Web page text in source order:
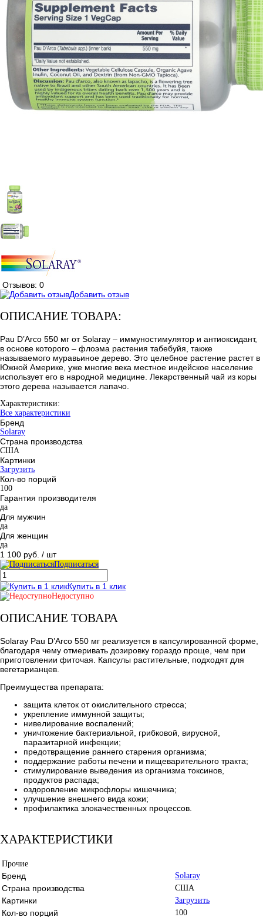
Отзывов: 0
Добавить отзыв
ОПИСАНИЕ ТОВАРА:
Pau D’Arco 550 мг от Solaray – иммуностимулятор и антиоксидант,
в основе которого – флоэма растения табебуйя, также
называемого муравьиное дерево. Это целебное растение растет в
Южной Америке, уже многие века местное индейское население
использует его в народной медицине. Лекарственный чай из коры
этого дерева называется лапачо.
Характеристики:
Все характеристики
Бренд
Solaray
Страна производства
США
Картинки
Загрузить
Кол-во порций
100
Гарантия производителя
да
Для мужчин
да
Для женщин
да
1 100 руб. / шт
Подписаться
Купить в 1 клик
Недоступно
ОПИСАНИЕ ТОВАРА
Solaray Pau D’Arco 550 мг реализуется в капсулированной форме,
благодаря чему отмеривать дозировку гораздо проще, чем при
приготовлении фиточая. Капсулы растительные, подходят для
вегетарианцев.
Преимущества препарата:
защита клеток от окислительного стресса;
укрепление иммунной защиты;
нивелирование воспалений;
уничтожение бактериальной, грибковой, вирусной,
паразитарной инфекции;
предотвращение раннего старения организма;
поддержание работы печени и пищеварительного тракта;
стимулирование выведения из организма токсинов,
продуктов распада;
оздоровление микрофлоры кишечника;
улучшение внешнего вида кожи;
профилактика злокачественных процессов.
ХАРАКТЕРИСТИКИ
Прочие
Бренд Solaray
Страна производства США
Картинки Загрузить
Кол-во порций 100